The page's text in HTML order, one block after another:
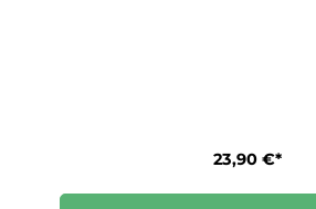
23,90 €*